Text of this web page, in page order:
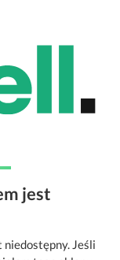
jest
Jeśli